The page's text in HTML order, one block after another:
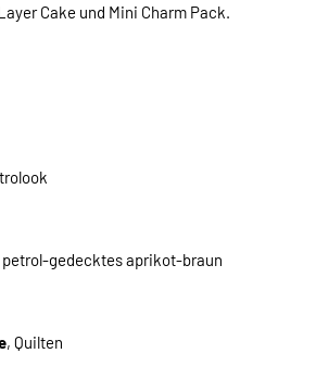
Cake und Mini Charm Pack.
gedecktes aprikot-braun
, Quilten